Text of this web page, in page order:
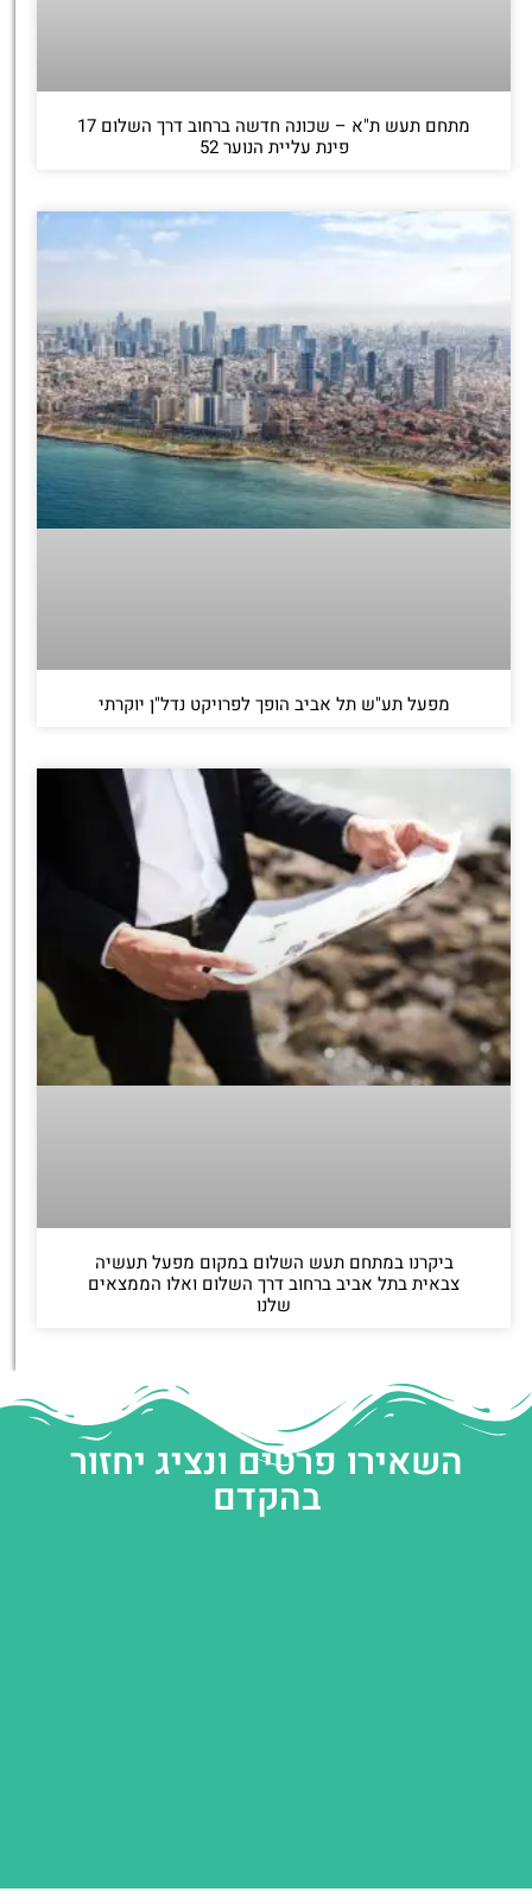
מתחם תעש ת"א – שכונה חדשה ברחוב דרך השלום 17
פינת עליית הנוער 52
מפעל תע"ש תל אביב הופך לפרויקט נדל"ן יוקרתי
ביקרנו במתחם תעש השלום במקום מפעל תעשיה
צבאית בתל אביב ברחוב דרך השלום ואלו הממצאים
שלנו
השאירו פרטים ונציג יחזור
בהקדם